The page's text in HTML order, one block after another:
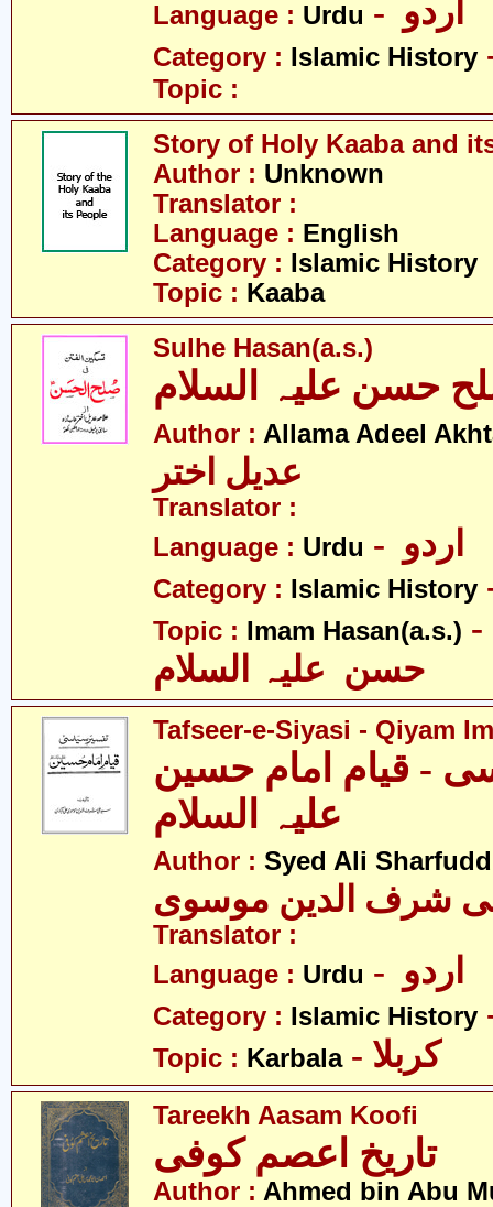
Language : Urdu
Category : Islamic History
Topic :
Story of Holy Kaaba and
Author : Unknown
Translator :
Language : English
Category : Islamic History
Topic : Kaaba
Sulhe Hasan(a.s.)
حسن علیہ السلام
Author : Allama Adeel
عدیل اختر
Translator :
Language : Urdu
Category : Islamic History
Topic : Imam Hasan(a.s.) - امام
حسن علیہ السلام
Tafseer-e-Siyasi - Qiyam
- قیام امام حسین
علیہ السلام
Author : Syed Ali
شرف الدین موسوی
Translator :
Language : Urdu
Category : Islamic History
Topic : Karbala - کربلا
Tareekh Aasam Koofi
تاریخ اعصم کوفی
Author : Ahmed bin Abu